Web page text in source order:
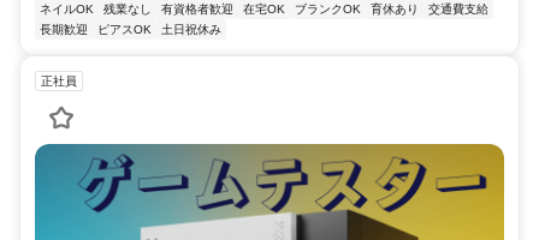
ネイルOK
残業なし 有資格者歓迎 在宅OK ブランクOK 育休あり
交通費支給
長期歓迎
ピアスOK 土日祝休み
正社員